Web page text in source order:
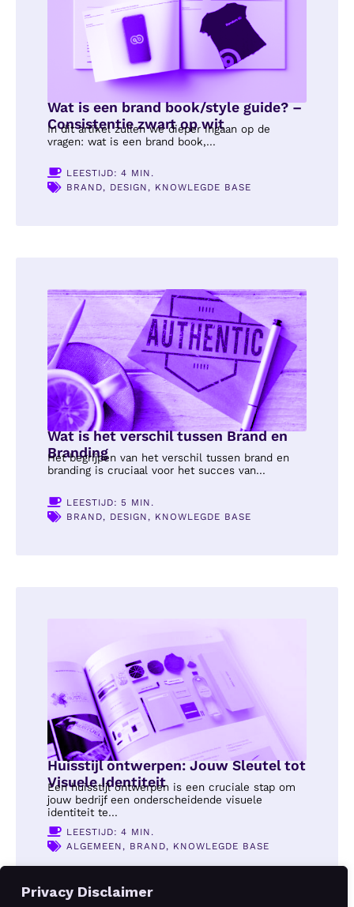
Privacy Disclaimer
Wat is een brand book/style guide? –
Consistentie zwart op wit
In dit artikel zullen we dieper ingaan op de
vragen: wat is een brand book,...
LEESTIJD: 4 MIN.
BRAND, DESIGN, KNOWLEGDE BASE
Wat is het verschil tussen Brand en
Branding
Het begrijpen van het verschil tussen brand en
branding is cruciaal voor het succes van...
LEESTIJD: 5 MIN.
BRAND, DESIGN, KNOWLEGDE BASE
Huisstijl ontwerpen: Jouw Sleutel tot
Visuele Identiteit
Een huisstijl ontwerpen is een cruciale stap om
jouw bedrijf een onderscheidende visuele
identiteit te...
LEESTIJD: 4 MIN.
ALGEMEEN , BRAND, KNOWLEGDE BASE